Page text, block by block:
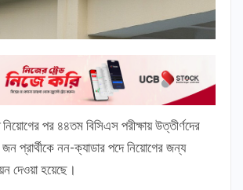
পর ৪৪তম বিসিএস পরীক্ষায় উত্তীর্ণদের
প্রার্থীকে নন-ক্যাডার পদে নিয়োগের জন্য
দেওয়া হয়েছে।